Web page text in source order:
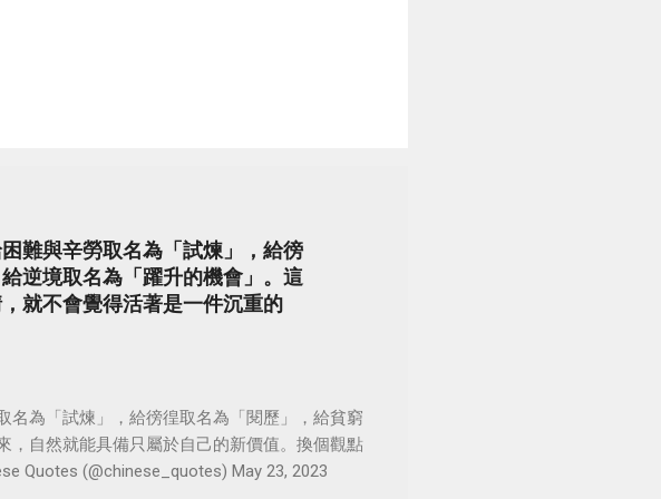
難與辛勞取名為「試煉」，給徬
逆境取名為「躍升的機會」。這
就不會覺得活著是一件沉重的
為「試煉」，給徬徨取名為「閱歷」，給貧窮
，自然就能具備只屬於自己的新價值。換個觀點
Quotes (@chinese_quotes) May 23, 2023